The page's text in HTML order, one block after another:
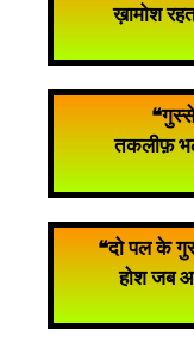
ख़ामोश
तकलीफ़
❝दो पल के
होश जब